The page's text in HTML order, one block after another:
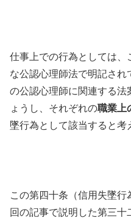
仕事上での行為としては、
な公認心理師法で明記さ
の公認心理師に関連する法
ょうし、それぞれの職業上
墜行為として該当すると考
この第四十条（信用失墜
回の記事で説明した第三